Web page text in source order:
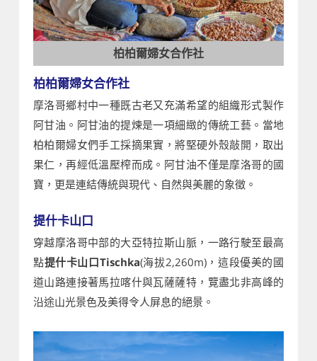
柏柏爾婦女合作社
柏柏爾婦女合作社
摩洛哥鄉村中一種既古老又充滿希望的組織形式製作
阿甘油。阿甘油的提煉是一項細緻的傳統工藝。當地
柏柏爾婦女們手工採摘果實，將堅硬外殼敲開，取出
果仁，再經低溫壓榨而成。阿甘油不僅是摩洛哥的國
寶，更是連結傳統與現代、自然與美麗的象徵。
提什卡山口
穿越摩洛哥中部的大亞特拉斯山脈，一路行駛至最高
點提什卡山口Tischka(海拔2,260m)，這段優美的國
道山路連接著馬拉喀什與瓦薩薩特，覽盡北非高峰的
沿途山光景色及美得令人屏息的絕景。